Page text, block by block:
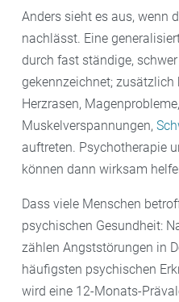
Anders sieht es aus, wenn
nachlässt. Eine
durch fast ständige,
gekennzeichnet;
Herzrasen,
Muskelverspannungen,
auftreten. Psychotherapie
können dann wirksam
Dass viele Menschen
psychischen Gesundheit:
zählen Angststörungen in
häufigsten psychischen
wird eine 12-Monats-